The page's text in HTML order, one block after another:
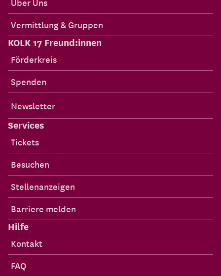
Vermittlung & Gruppen
KOLK 17 Freund:innen
Förderkreis
Spenden
Newsletter
Services
Tickets
Besuchen
Stellenanzeigen
Barriere melden
Hilfe
Kontakt
FAQ